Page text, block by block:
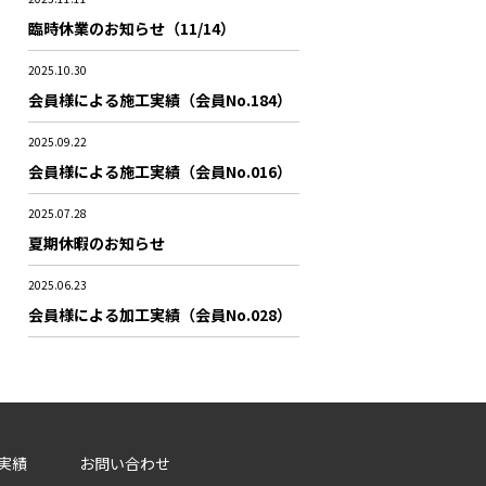
臨時休業のお知らせ（11/14）
2025.10.30
会員様による施工実績（会員No.184）
2025.09.22
会員様による施工実績（会員No.016）
2025.07.28
夏期休暇のお知らせ
2025.06.23
会員様による加工実績（会員No.028）
績 お問い合わせ